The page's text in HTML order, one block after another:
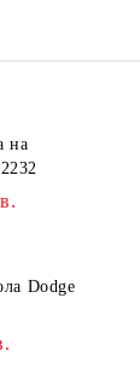
на
Dodge